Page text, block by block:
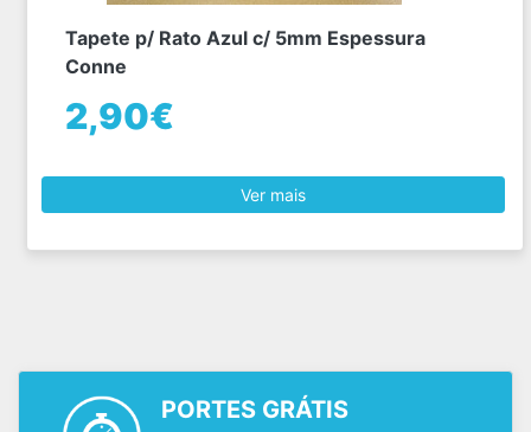
Tapete p/ Rato Azul c/ 5mm Espessura
Conne
2,90€
Ver mais
PORTES GRÁTIS